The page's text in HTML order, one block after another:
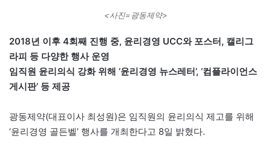
<사진=광동제약>
2018년 이후 4회째 진행 중, 윤리경영 UCC와 포스터, 캘리그
라피 등 다양한 행사 운영
임직원 윤리의식 강화 위해 ‘윤리경영 뉴스레터’, ‘컴플라이언스
게시판’ 등 제공
광동제약(대표이사 최성원)은 임직원의 윤리의식 제고를 위해
‘윤리경영 골든벨’ 행사를 개최한다고 8일 밝혔다.